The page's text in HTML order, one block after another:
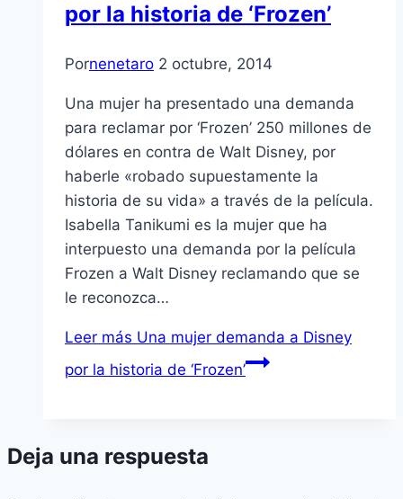
por la historia de ‘Frozen’
Pornenetaro 2 octubre, 2014
Una mujer ha presentado una demanda
para reclamar por ‘Frozen’ 250 millones de
dólares en contra de Walt Disney, por
haberle «robado supuestamente la
historia de su vida» a través de la película.
Isabella Tanikumi es la mujer que ha
interpuesto una demanda por la película
Frozen a Walt Disney reclamando que se
le reconozca…
Leer más Una mujer demanda a Disney
por la historia de ‘Frozen’
Deja una respuesta